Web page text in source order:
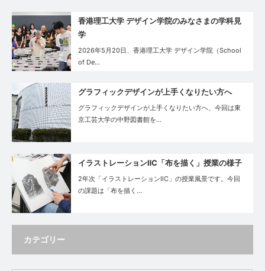
香港理工大学 デザイン学院のみなさまの学科見
学
2026年5月20日、香港理工大学 デザイン学院（School
of De…
グラフィックデザインが上手くなりたい方へ
グラフィックデザインが上手くなりたい方へ、今回は東
京工芸大学の中野図書館を…
イラストレーションⅡC「布を描く」授業の様子
2年次「イラストレーションⅡC」の授業風景です。今回
の課題は「布を描く…
カテゴリー